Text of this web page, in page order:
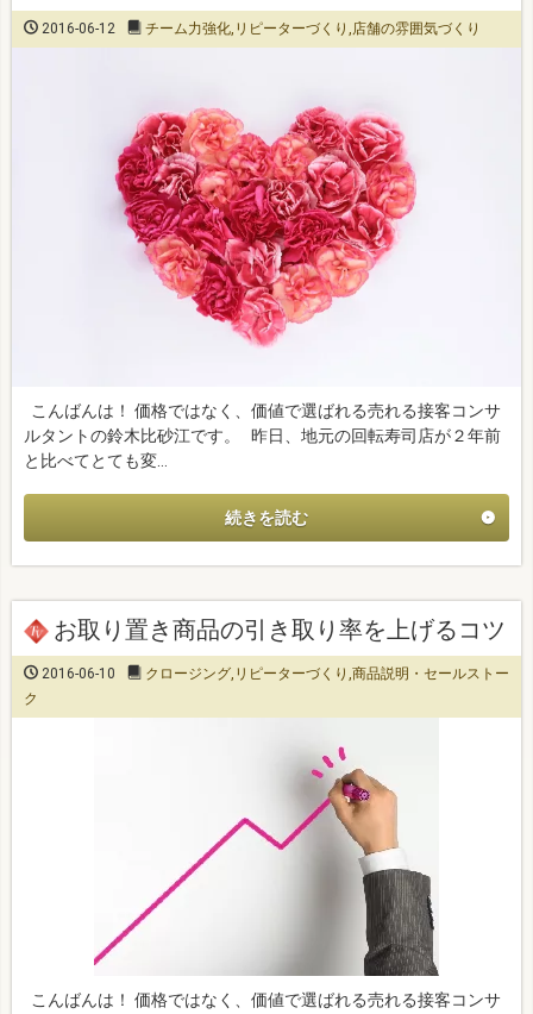
2016-06-12 チーム力強化 リピーターづくり 店舗の雰囲気づくり
こんばんは！ 価格ではなく、価値で選ばれる売れる接客コンサ
ルタントの鈴木比砂江です。 昨日、地元の回転寿司店が２年前
と比べてとても変…
続きを読む
お取り置き商品の引き取り率を上げるコツ
2016-06-10 クロージング, リピーターづくり ,商品説明・セールストー
ク
こんばんは！ 価格ではなく、価値で選ばれる売れる接客コンサ